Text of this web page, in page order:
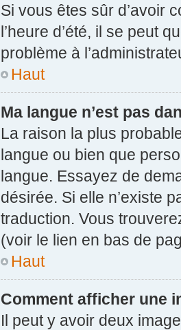
Si vous êtes sûr d’avoir
l’heure d’été, il se peut
problème à
Haut
Ma langue n’est pas
La raison la plus
langue ou bien que
langue. Essayez de
désirée. Si elle n’existe
traduction. Vous
(voir le lien en bas de
Haut
Comment afficher une
Il peut y avoir deux